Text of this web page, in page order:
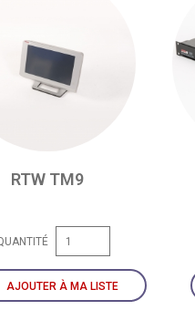
RTW TM9
AJOUTER À MA LISTE